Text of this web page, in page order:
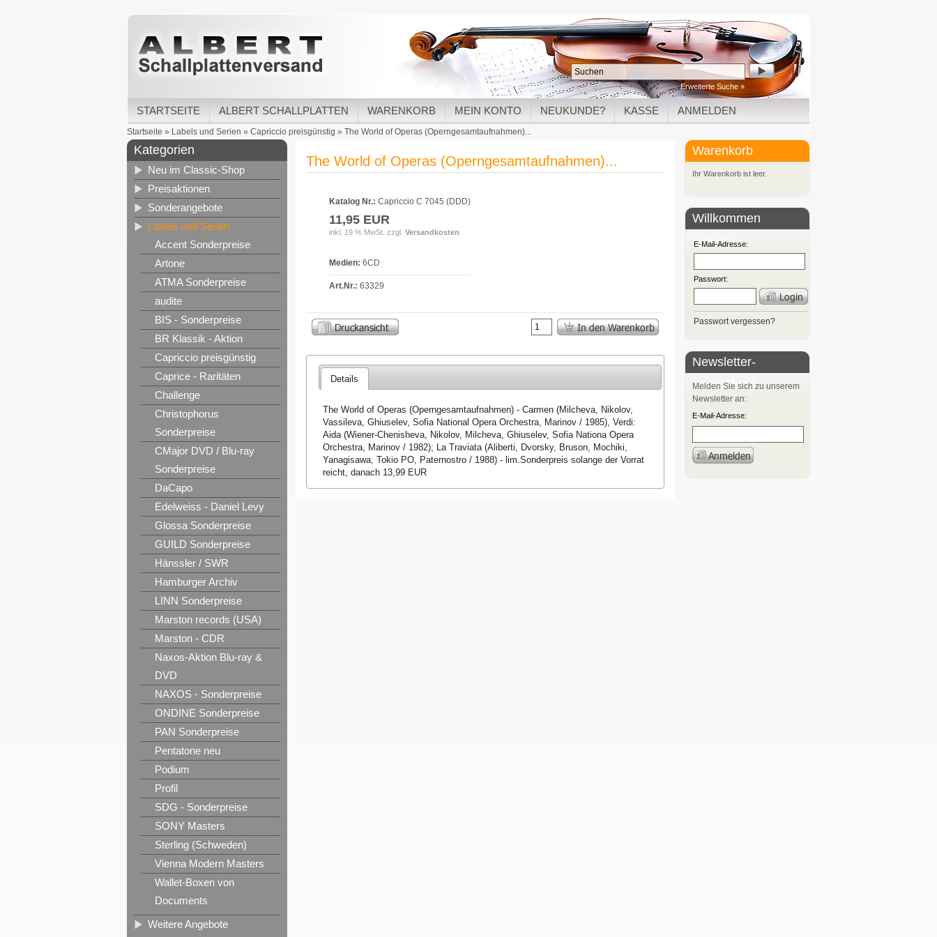
Erweiterte Suche »
STARTSEITE ALBERT SCHALLPLATTEN WARENKORB MEIN KONTO NEUKUNDE? KASSE ANMELDEN
Startseite » Labels und Serien » Capriccio preisgünstig » The World of Operas (Operngesamtaufnahmen)...
Kategorien
Neu im Classic-Shop
Preisaktionen
Sonderangebote
Labels und Serien
Accent Sonderpreise
Artone
ATMA Sonderpreise
audite
BIS - Sonderpreise
BR Klassik - Aktion
Capriccio preisgünstig
Caprice - Raritäten
Challenge
Christophorus
Sonderpreise
CMajor DVD / Blu-ray
Sonderpreise
DaCapo
Edelweiss - Daniel Levy
Glossa Sonderpreise
GUILD Sonderpreise
Hänssler / SWR
Hamburger Archiv
LINN Sonderpreise
Marston records (USA)
Marston - CDR
Naxos-Aktion Blu-ray &
DVD
NAXOS - Sonderpreise
ONDINE Sonderpreise
PAN Sonderpreise
Pentatone neu
Podium
Profil
SDG - Sonderpreise
SONY Masters
Sterling (Schweden)
Vienna Modern Masters
Wallet-Boxen von
Documents
Weitere Angebote
The World of Operas (Operngesamtaufnahmen)...
Katalog Nr.: Capriccio C 7045 (DDD)
11,95 EUR
inkl. 19 % MwSt. zzgl. Versandkosten
Medien: 6CD
Art.Nr.: 63329
Details
The World of Operas (Operngesamtaufnahmen) - Carmen (Milcheva, Nikolov,
Vassileva, Ghiuselev, Sofia National Opera Orchestra, Marinov / 1985), Verdi:
Aida (Wiener-Chenisheva, Nikolov, Milcheva, Ghiuselev, Sofia Nationa Opera
Orchestra, Marinov / 1982); La Traviata (Aliberti, Dvorsky, Bruson, Mochiki,
Yanagisawa, Tokio PO, Paternostro / 1988) - lim.Sonderpreis solange der Vorrat
reicht, danach 13,99 EUR
Warenkorb
Ihr Warenkorb ist leer.
Willkommen
zurück!
E-Mail-Adresse:
Passwort:
Passwort vergessen?
Newsletter-
Anmeldung
Melden Sie sich zu unserem
Newsletter an:
E-Mail-Adresse: